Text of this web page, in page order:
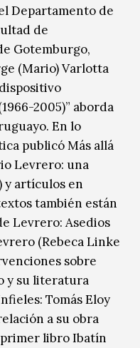
Departamento de
de
Gotemburgo,
(Mario) Varlotta
2005)” aborda
En lo
publicó Más allá
Levrero: una
y artículos en
también están
Levrero: Asedios
(Rebeca Linke
sobre
y su literatura
Tomás Eloy
a su obra
libro Ibatín